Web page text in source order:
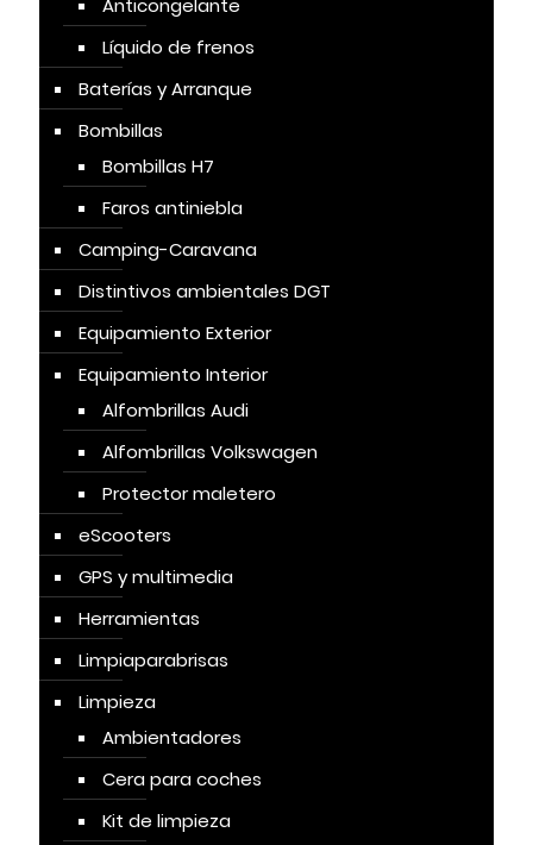
Líquido de frenos
Baterías y Arranque
Bombillas
Bombillas H7
Faros antiniebla
Camping-Caravana
Distintivos ambientales DGT
Equipamiento Exterior
Equipamiento Interior
Alfombrillas Audi
Alfombrillas Volkswagen
Protector maletero
eScooters
GPS y multimedia
Herramientas
Limpiaparabrisas
Limpieza
Ambientadores
Cera para coches
Kit de limpieza